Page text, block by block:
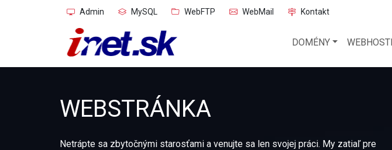
Admin MySQL WebFTP WebMail Kontakt
DOMÉNY
WEBSTRÁNKA
Netrápte sa zbytočnými starosťami a venujte sa len svojej práci. My zatiaľ pre